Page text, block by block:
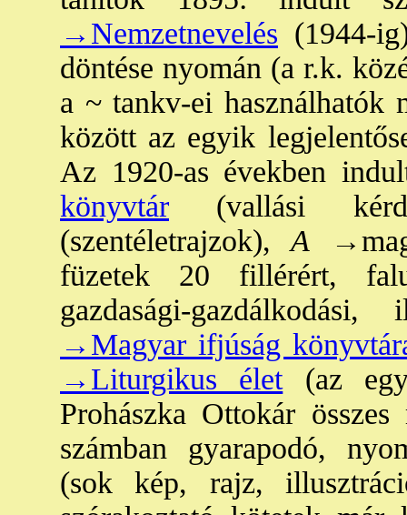
→Nemzetnevelés (1944-
döntése nyomán (a r.k.
a ~ tankv-ei használhatók
között az egyik
Az 1920-as években
könyvtár (vallási
(szentéletrajzok), A
füzetek 20 fillérért,
gazdasági-
→Magyar ifjúság
→Liturgikus élet(az
Prohászka Ottokár
számban gyarapodó,
(sok kép, rajz,